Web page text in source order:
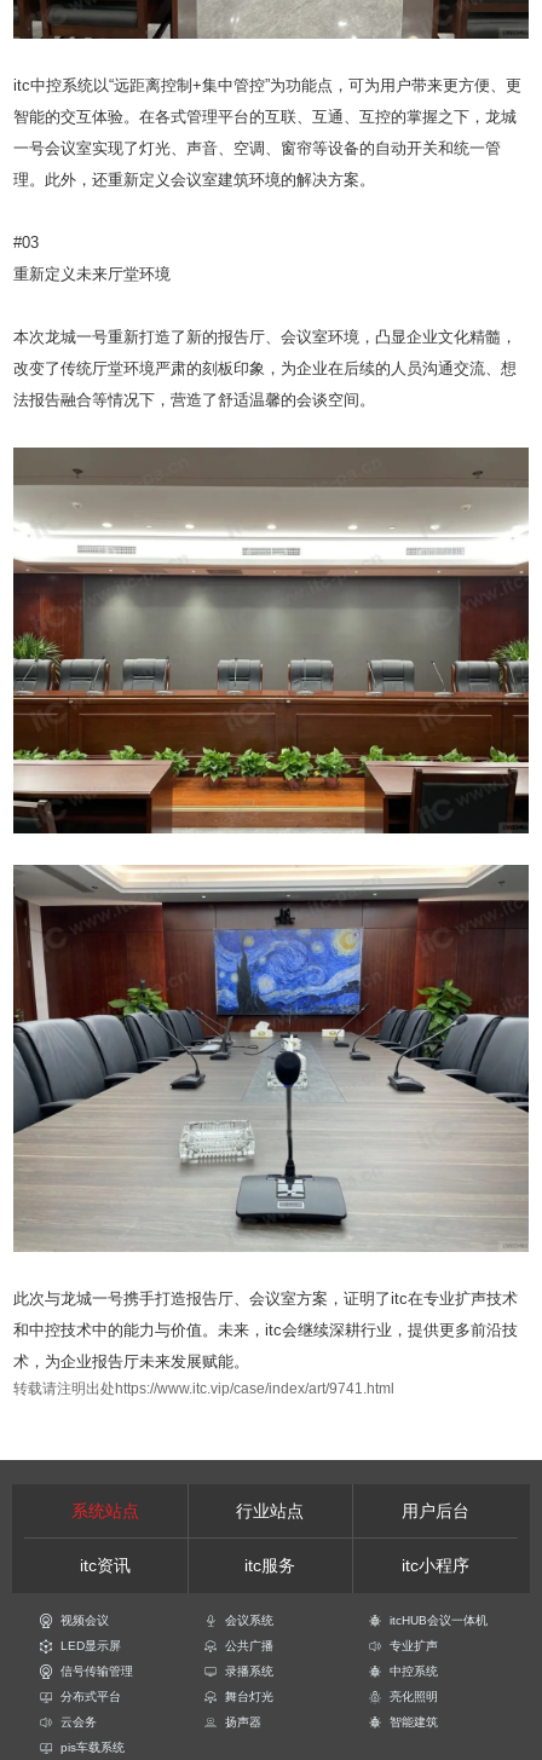
itc中控系统以“远距离控制+集中管控”为功能点，可为用户带来更方便、更
智能的交互体验。在各式管理平台的互联、互通、互控的掌握之下，龙城
一号会议室实现了灯光、声音、空调、窗帘等设备的自动开关和统一管
理。此外，还重新定义会议室建筑环境的解决方案。
#03
重新定义未来厅堂环境
本次龙城一号重新打造了新的报告厅、会议室环境，凸显企业文化精髓，
改变了传统厅堂环境严肃的刻板印象，为企业在后续的人员沟通交流、想
法报告融合等情况下，营造了舒适温馨的会谈空间。
此次与龙城一号携手打造报告厅、会议室方案，证明了itc在专业扩声技术
和中控技术中的能力与价值。未来，itc会继续深耕行业，提供更多前沿技
术，为企业报告厅未来发展赋能。
转载请注明出处https://www.itc.vip/case/index/art/9741.html
系统站点 行业站点 用户后台
itc资讯 itc服务 itc小程序
视频会议 会议系统
itcHUB会议一体机
LED显示屏
公共广播
专业扩声
信号传输管理
录播系统
中控系统
分布式平台
舞台灯光
亮化照明
云会务
扬声器
智能建筑
pis车载系统